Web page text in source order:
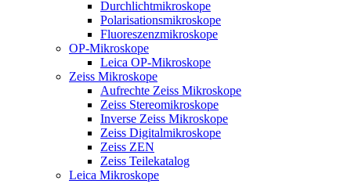
Durchlichtmikroskope
Polarisationsmikroskope
Fluoreszenzmikroskope
OP-Mikroskope
Leica OP-Mikroskope
Zeiss Mikroskope
Aufrechte Zeiss Mikroskope
Zeiss Stereomikroskope
Inverse Zeiss Mikroskope
Zeiss Digitalmikroskope
Zeiss ZEN
Zeiss Teilekatalog
Leica Mikroskope